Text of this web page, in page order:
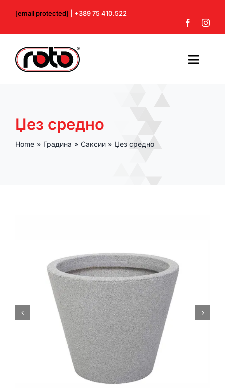
content
[email protected] | +389 75 410.522
Производи
Џез средно
Home Градина Саксии Џез средно